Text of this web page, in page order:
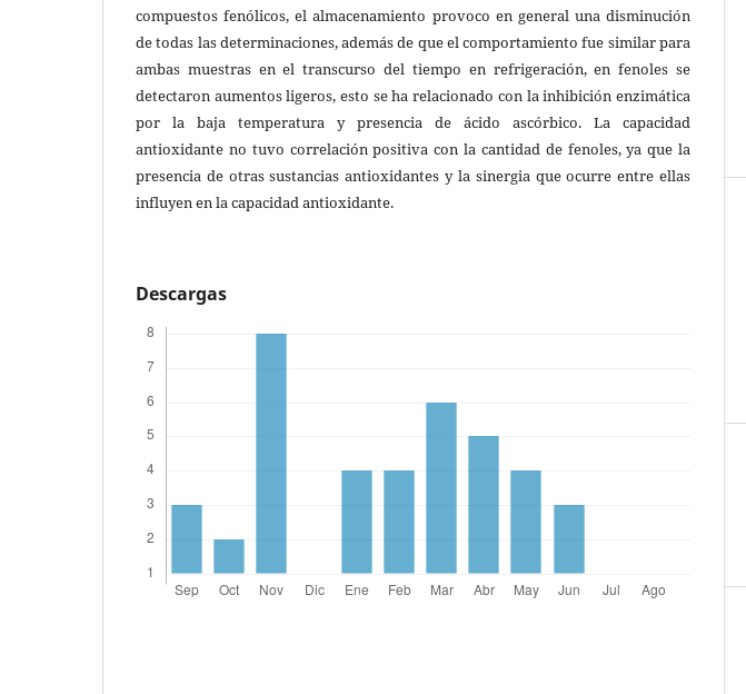
compuestos fenólicos, el almacenamiento provoco en general una disminución
de todas las determinaciones, además de que el comportamiento fue similar para
ambas muestras en el transcurso del tiempo en refrigeración, en fenoles se
detectaron aumentos ligeros, esto se ha relacionado con la inhibición enzimática
por la baja temperatura y presencia de ácido ascórbico. La capacidad
antioxidante no tuvo correlación positiva con la cantidad de fenoles, ya que la
presencia de otras sustancias antioxidantes y la sinergia que ocurre entre ellas
influyen en la capacidad antioxidante.
Descargas